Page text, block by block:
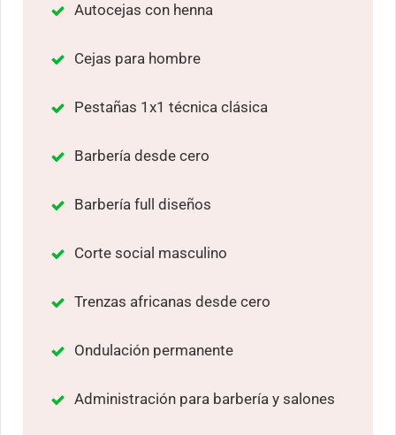
Autocejas con henna
Cejas para hombre
Pestañas 1x1 técnica clásica
Barbería desde cero
Barbería full diseños
Corte social masculino
Trenzas africanas desde cero
Ondulación permanente
Administración para barbería y salones